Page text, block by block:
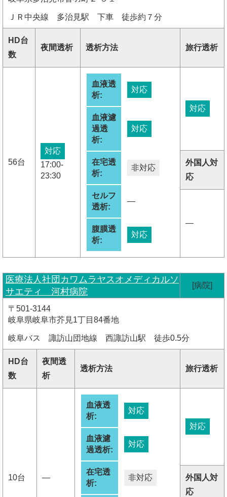
ＪＲ中央線 多治見駅 下車 徒歩約７分
HD台
数
夜間透析 透析方法 旅行透析
56台
対応
17:00-
23:30
血液透
析:
対応
血液濾
過透
析:
対応
在宅透
析:
非対応
セルフ
透析:
―
腹膜透
析:
対応
対応
外国人対
応
―
医療法人社団カワムラヤスオメディカルソ
サエティ 河村病院
[病院]
〒501-3144
岐阜県岐阜市芥見1丁目84番地
岐阜バス 諏訪山団地線 西諏訪山駅 徒歩0.5分
HD台
数
夜間透
析
透析方法 旅行透析
10台 ―
血液透
析:
対応
血液濾
過透析:
対応
在宅透
析:
非対応
対応
外国人対
応